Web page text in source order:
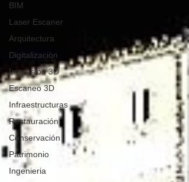
BIM
Laser Escaner
Arquitectura
Digitalización
Impresión 3D
Escaneo 3D
Infraestructuras
Restauración
Conservación
Patrimonio
Ingenieria